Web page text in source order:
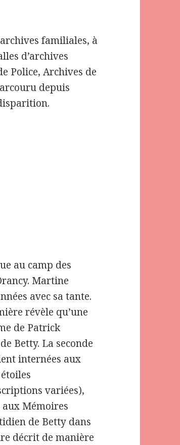
familiales, à
d’archives
Police, Archives de
depuis
au camp des
Martine
avec sa tante.
révèle qu’une
de Patrick
Betty. La seconde
internées aux
variées),
aux Mémoires
de Betty dans
décrit de manière